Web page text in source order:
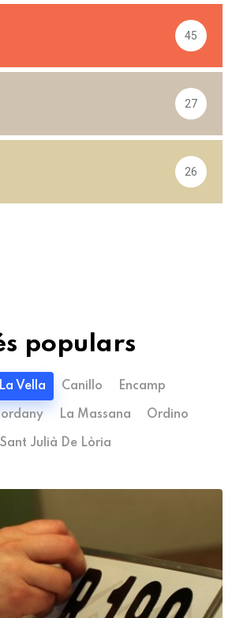
45
27
26
populars
Vella Canillo Encamp
La Massana Ordino
Sant Julià De Lòria